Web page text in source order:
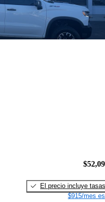
El precio incluye tasas
$915/mes